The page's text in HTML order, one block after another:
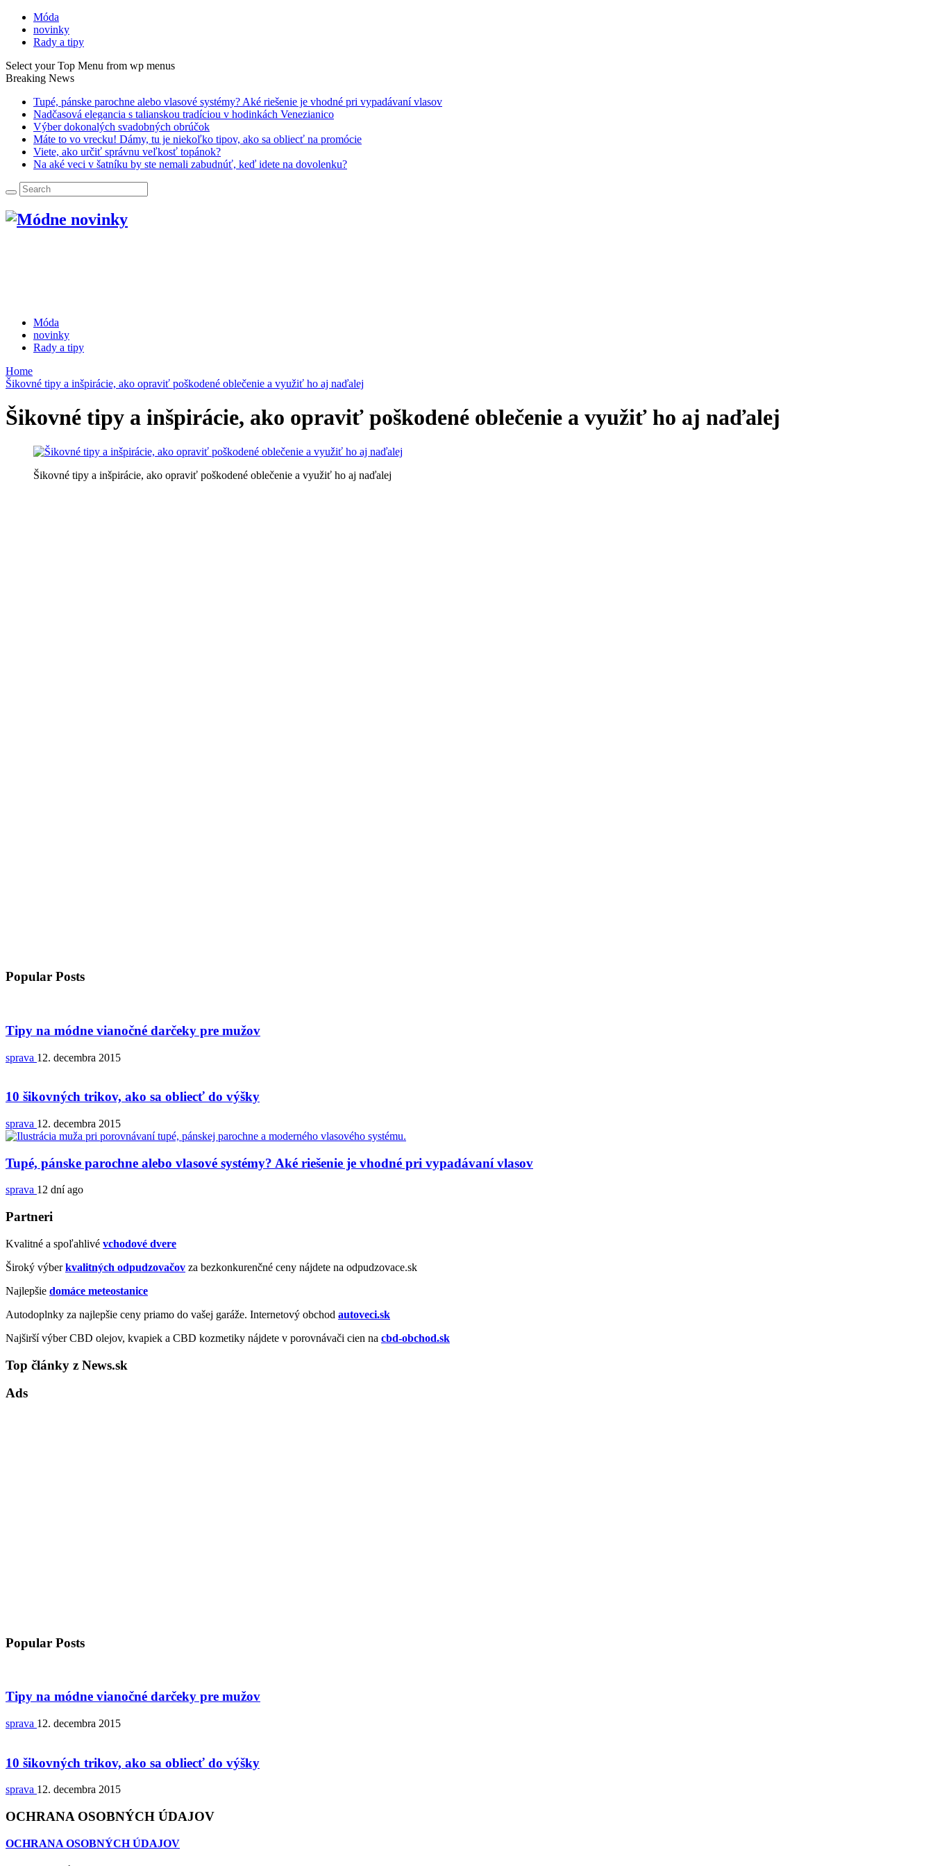
Móda
novinky
Rady a tipy
Select your Top Menu from wp menus
Breaking News
Tupé, pánske parochne alebo vlasové systémy? Aké riešenie je vhodné pri vypadávaní vlasov
Nadčasová elegancia s talianskou tradíciou v hodinkách Venezianico
Výber dokonalých svadobných obrúčok
Máte to vo vrecku! Dámy, tu je niekoľko tipov, ako sa obliecť na promócie
Viete, ako určiť správnu veľkosť topánok?
Na aké veci v šatníku by ste nemali zabudnúť, keď idete na dovolenku?
Móda
novinky
Rady a tipy
Home
Šikovné tipy a inšpirácie, ako opraviť poškodené oblečenie a využiť ho aj naďalej
Šikovné tipy a inšpirácie, ako opraviť poškodené oblečenie a využiť ho aj naďalej
Šikovné tipy a inšpirácie, ako opraviť poškodené oblečenie a využiť ho aj naďalej
Popular Posts
Tipy na módne vianočné darčeky pre mužov
sprava 12. decembra 2015
10 šikovných trikov, ako sa obliecť do výšky
sprava 12. decembra 2015
Tupé, pánske parochne alebo vlasové systémy? Aké riešenie je vhodné pri vypadávaní vlasov
sprava 12 dní ago
Partneri
Kvalitné a spoľahlivé vchodové dvere
Široký výberkvalitných odpudzovačov za bezkonkurenčné ceny nájdete na odpudzovace.sk
Najlepšie domáce meteostanice
Autodoplnky za najlepšie ceny priamo do vašej garáže. Internetový obchod autoveci.sk
Najširší výber CBD olejov, kvapiek a CBD kozmetiky nájdete v porovnávači cien na cbd-obchod.sk
Top články z News.sk
Ads
Popular Posts
Tipy na módne vianočné darčeky pre mužov
sprava 12. decembra 2015
10 šikovných trikov, ako sa obliecť do výšky
sprava 12. decembra 2015
OCHRANA OSOBNÝCH ÚDAJOV
OCHRANA OSOBNÝCH ÚDAJOV